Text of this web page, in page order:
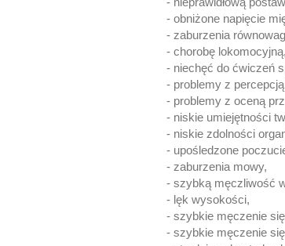
- obniżone napięcie
- zaburzenia
- chorobę lokomocyjną,
- niechęć do ćwiczeń
- problemy z
- problemy z oceną
- niskie umiejętności
- niskie zdolności
- upośledzone
- zaburzenia mowy,
- szybką męczliwość
- lęk wysokości,
- szybkie męczenie
- szybkie męczenie